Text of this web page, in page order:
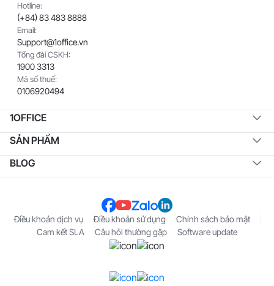
Hotline:
(+84) 83 483 8888
Email:
Support@1office.vn
Tổng đài CSKH:
1900 3313
Mã số thuế:
0106920494
1OFFICE
SẢN PHẨM
BLOG
Điều khoản dịch vụ Điều khoản sử dụng
Chính sách bảo mật
Cam kết SLA
Câu hỏi thường gặp Software update